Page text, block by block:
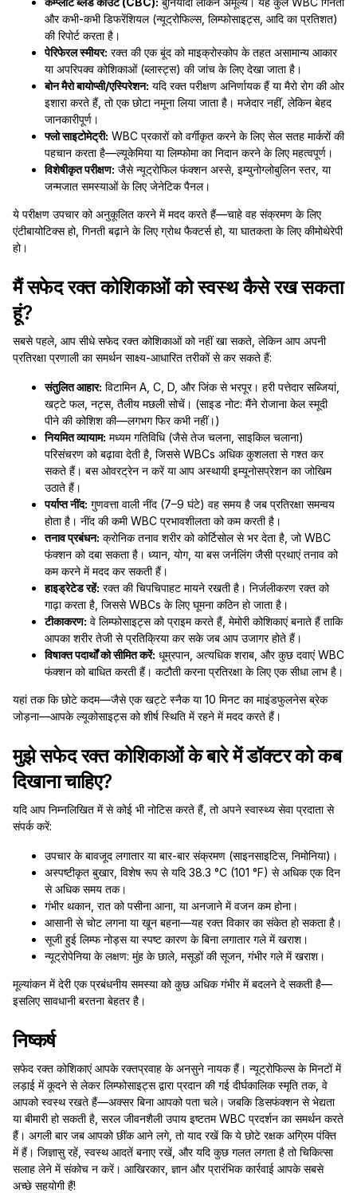
और कभी-कभी डिफरेंशियल (न्यूट्रोफिल्स, लिम्फोसाइट्स, आदि का प्रतिशत)
की रिपोर्ट करता है।
पेरिफेरल स्मीयर: रक्त की एक बूंद को माइक्रोस्कोप के तहत असामान्य आकार
या अपरिपक्व कोशिकाओं (ब्लास्ट्स) की जांच के लिए देखा जाता है।
बोन मैरो बायोप्सी/एस्पिरेशन: यदि रक्त परीक्षण अनिर्णायक हैं या मैरो रोग की ओर
इशारा करते हैं, तो एक छोटा नमूना लिया जाता है। मजेदार नहीं, लेकिन बेहद
जानकारीपूर्ण।
फ्लो साइटोमेट्री: WBC प्रकारों को वर्गीकृत करने के लिए सेल सतह मार्करों की
पहचान करता है—ल्यूकेमिया या लिम्फोमा का निदान करने के लिए महत्वपूर्ण।
विशेषीकृत परीक्षण: जैसे न्यूट्रोफिल फंक्शन अस्से, इम्युनोग्लोबुलिन स्तर, या
जन्मजात समस्याओं के लिए जेनेटिक पैनल।
ये परीक्षण उपचार को अनुकूलित करने में मदद करते हैं—चाहे वह संक्रमण के लिए
एंटीबायोटिक्स हो, गिनती बढ़ाने के लिए ग्रोथ फैक्टर्स हो, या घातकता के लिए कीमोथेरेपी
हो।
मैं सफेद रक्त कोशिकाओं को स्वस्थ कैसे रख सकता
हूं?
सबसे पहले, आप सीधे सफेद रक्त कोशिकाओं को नहीं खा सकते, लेकिन आप अपनी
प्रतिरक्षा प्रणाली का समर्थन साक्ष्य-आधारित तरीकों से कर सकते हैं:
संतुलित आहार: विटामिन A, C, D, और जिंक से भरपूर। हरी पत्तेदार सब्जियां,
खट्टे फल, नट्स, तैलीय मछली सोचें। (साइड नोट: मैंने रोजाना केल स्मूदी
पीने की कोशिश की—लगभग फिर कभी नहीं।)
नियमित व्यायाम: मध्यम गतिविधि (जैसे तेज चलना, साइकिल चलाना)
परिसंचरण को बढ़ावा देती है, जिससे WBCs अधिक कुशलता से गश्त कर
सकते हैं। बस ओवरट्रेन न करें या आप अस्थायी इम्यूनोसप्रेशन का जोखिम
उठाते हैं।
पर्याप्त नींद: गुणवत्ता वाली नींद (7–9 घंटे) वह समय है जब प्रतिरक्षा समन्वय
होता है। नींद की कमी WBC प्रभावशीलता को कम करती है।
तनाव प्रबंधन: क्रोनिक तनाव शरीर को कोर्टिसोल से भर देता है, जो WBC
फंक्शन को दबा सकता है। ध्यान, योग, या बस जर्नलिंग जैसी प्रथाएं तनाव को
कम करने में मदद कर सकती हैं।
हाइड्रेटेड रहें: रक्त की चिपचिपाहट मायने रखती है। निर्जलीकरण रक्त को
गाढ़ा करता है, जिससे WBCs के लिए घूमना कठिन हो जाता है।
टीकाकरण: वे लिम्फोसाइट्स को प्राइम करते हैं, मेमोरी कोशिकाएं बनाते हैं ताकि
आपका शरीर तेजी से प्रतिक्रिया कर सके जब आप उजागर होते हैं।
विषाक्त पदार्थों को सीमित करें: धूम्रपान, अत्यधिक शराब, और कुछ दवाएं WBC
फंक्शन को बाधित करती हैं। कटौती करना प्रतिरक्षा के लिए एक सीधा लाभ है।
यहां तक कि छोटे कदम—जैसे एक खट्टे स्नैक या 10 मिनट का माइंडफुलनेस ब्रेक
जोड़ना—आपके ल्यूकोसाइट्स को शीर्ष स्थिति में रहने में मदद करते हैं।
मुझे सफेद रक्त कोशिकाओं के बारे में डॉक्टर को कब
दिखाना चाहिए?
यदि आप निम्नलिखित में से कोई भी नोटिस करते हैं, तो अपने स्वास्थ्य सेवा प्रदाता से
संपर्क करें:
उपचार के बावजूद लगातार या बार-बार संक्रमण (साइनसाइटिस, निमोनिया)।
अस्पष्टीकृत बुखार, विशेष रूप से यदि 38.3 °C (101 °F) से अधिक एक दिन
से अधिक समय तक।
गंभीर थकान, रात को पसीना आना, या अनजाने में वजन कम होना।
आसानी से चोट लगना या खून बहना—यह रक्त विकार का संकेत हो सकता है।
सूजी हुई लिम्फ नोड्स या स्पष्ट कारण के बिना लगातार गले में खराश।
न्यूट्रोपेनिया के लक्षण: मुंह के छाले, मसूड़ों की सूजन, गंभीर गले में खराश।
मूल्यांकन में देरी एक प्रबंधनीय समस्या को कुछ अधिक गंभीर में बदलने दे सकती है—
इसलिए सावधानी बरतना बेहतर है।
निष्कर्ष
सफेद रक्त कोशिकाएं आपके रक्तप्रवाह के अनसुने नायक हैं। न्यूट्रोफिल्स के मिनटों में
लड़ाई में कूदने से लेकर लिम्फोसाइट्स द्वारा प्रदान की गई दीर्घकालिक स्मृति तक, वे
आपको स्वस्थ रखते हैं—अक्सर बिना आपको पता चले। जबकि डिसफंक्शन से भेद्यता
या बीमारी हो सकती है, सरल जीवनशैली उपाय इष्टतम WBC प्रदर्शन का समर्थन करते
हैं। अगली बार जब आपको छींक आने लगे, तो याद रखें कि ये छोटे रक्षक अग्रिम पंक्ति
में हैं। जिज्ञासु रहें, स्वस्थ आदतें बनाए रखें, और यदि कुछ गलत लगता है तो चिकित्सा
सलाह लेने में संकोच न करें। आखिरकार, ज्ञान और प्रारंभिक कार्रवाई आपके सबसे
अच्छे सहयोगी हैं!